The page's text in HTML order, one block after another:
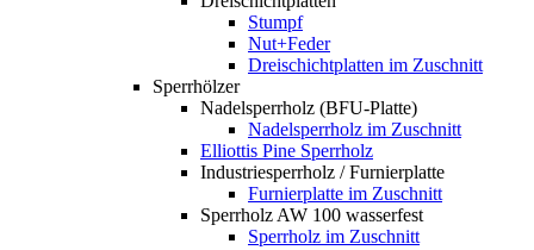
Stumpf
Nut+Feder
Dreischichtplatten im Zuschnitt
Sperrhölzer
Nadelsperrholz (BFU-Platte)
Nadelsperrholz im Zuschnitt
Elliottis Pine Sperrholz
Industriesperrholz / Furnierplatte
Furnierplatte im Zuschnitt
Sperrholz AW 100 wasserfest
Sperrholz im Zuschnitt